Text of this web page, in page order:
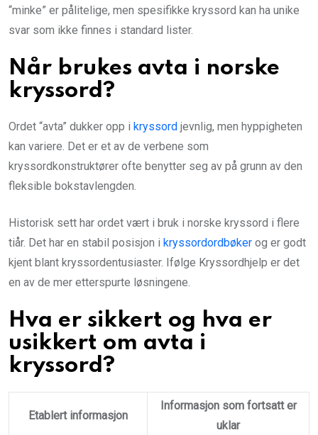
“minke” er pålitelige, men spesifikke kryssord kan ha unike
svar som ikke finnes i standard lister.
Når brukes avta i norske
kryssord?
Ordet “avta” dukker opp i kryssord jevnlig, men hyppigheten
kan variere. Det er et av de verbene som
kryssordkonstruktører ofte benytter seg av på grunn av den
fleksible bokstavlengden.
Historisk sett har ordet vært i bruk i norske kryssord i flere
tiår. Det har en stabil posisjon i kryssordordbøker og er godt
kjent blant kryssordentusiaster. Ifølge Kryssordhjelp er det
en av de mer etterspurte løsningene.
Hva er sikkert og hva er
usikkert om avta i
kryssord?
Etablert informasjon
Informasjon som fortsatt er
uklar